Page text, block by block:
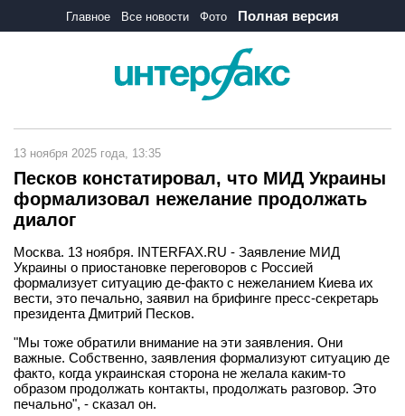
Главное Все новости Фото Полная версия
13 ноября 2025 года, 13:35
Песков констатировал, что МИД Украины
формализовал нежелание продолжать
диалог
Москва. 13 ноября. INTERFAX.RU - Заявление МИД
Украины о приостановке переговоров с Россией
формализует ситуацию де-факто с нежеланием Киева их
вести, это печально, заявил на брифинге пресс-секретарь
президента Дмитрий Песков.
"Мы тоже обратили внимание на эти заявления. Они
важные. Собственно, заявления формализуют ситуацию де
факто, когда украинская сторона не желала каким-то
образом продолжать контакты, продолжать разговор. Это
печально", - сказал он.